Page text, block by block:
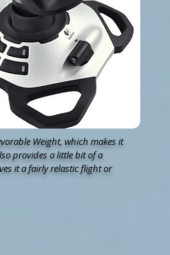
Weight, which makes it
provides a little bit of a
it a fairly relastic flight or